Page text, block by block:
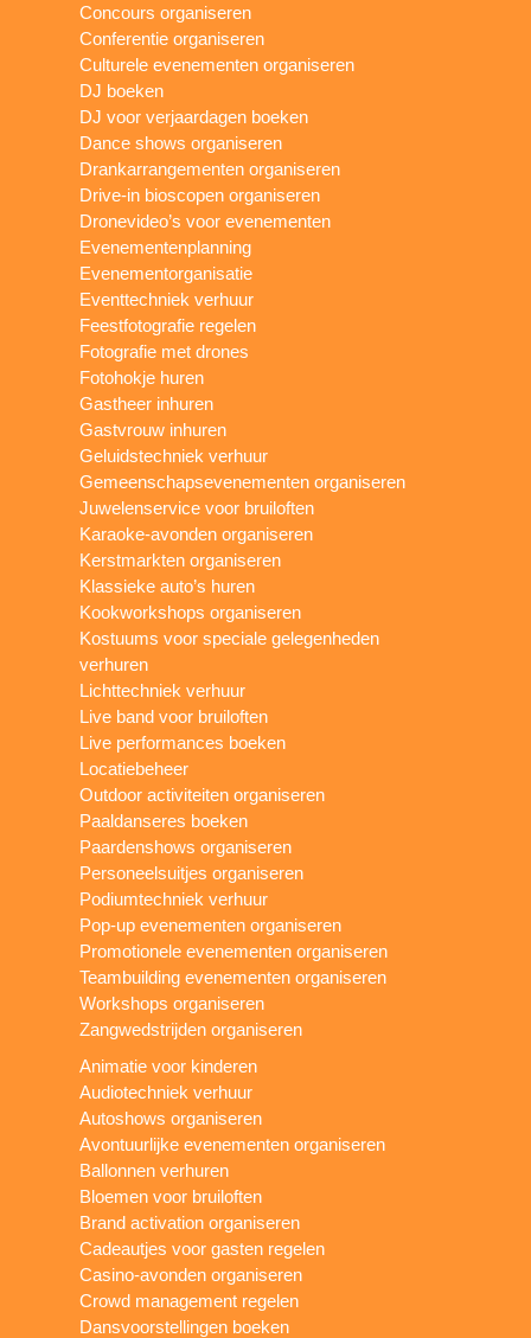
Concours organiseren
Conferentie organiseren
Culturele evenementen organiseren
DJ boeken
DJ voor verjaardagen boeken
Dance shows organiseren
Drankarrangementen organiseren
Drive-in bioscopen organiseren
Dronevideo’s voor evenementen
Evenementenplanning
Evenementorganisatie
Eventtechniek verhuur
Feestfotografie regelen
Fotografie met drones
Fotohokje huren
Gastheer inhuren
Gastvrouw inhuren
Geluidstechniek verhuur
Gemeenschapsevenementen organiseren
Juwelenservice voor bruiloften
Karaoke-avonden organiseren
Kerstmarkten organiseren
Klassieke auto’s huren
Kookworkshops organiseren
Kostuums voor speciale gelegenheden
verhuren
Lichttechniek verhuur
Live band voor bruiloften
Live performances boeken
Locatiebeheer
Outdoor activiteiten organiseren
Paaldanseres boeken
Paardenshows organiseren
Personeelsuitjes organiseren
Podiumtechniek verhuur
Pop-up evenementen organiseren
Promotionele evenementen organiseren
Teambuilding evenementen organiseren
Workshops organiseren
Zangwedstrijden organiseren
Animatie voor kinderen
Audiotechniek verhuur
Autoshows organiseren
Avontuurlijke evenementen organiseren
Ballonnen verhuren
Bloemen voor bruiloften
Brand activation organiseren
Cadeautjes voor gasten regelen
Casino-avonden organiseren
Crowd management regelen
Dansvoorstellingen boeken